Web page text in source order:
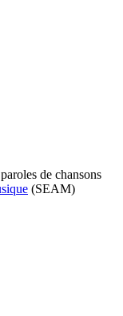
de chansons
(SEAM)